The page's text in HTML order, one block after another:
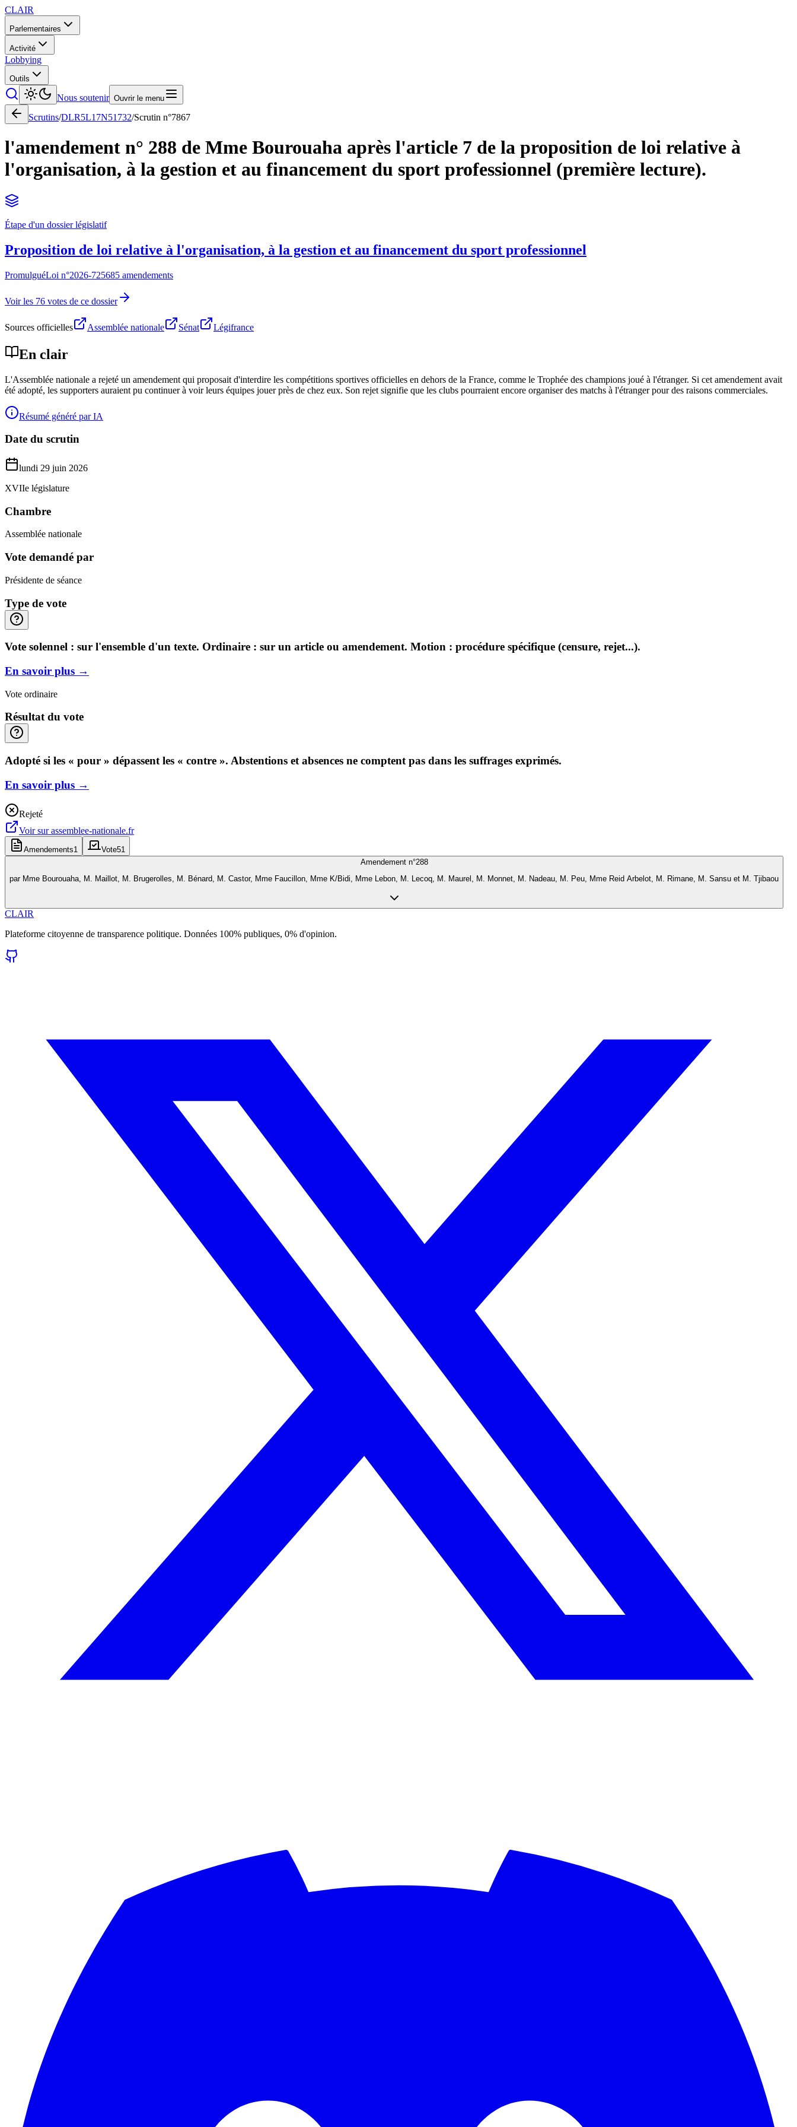
CLAIR
Parlementaires
Activité
Lobbying
Outils
Nous soutenir Ouvrir le menu
Scrutins/DLR5L17N51732/Scrutin n°7867
l'amendement n° 288 de Mme Bourouaha après l'article 7 de la proposition de loi relative à
l'organisation, à la gestion et au financement du sport professionnel (première lecture).
Étape d'un dossier législatif
Proposition de loi relative à l'organisation, à la gestion et au financement du sport professionnel
PromulguéLoi n°2026-725685 amendements
Voir les 76 votes de ce dossier
Sources officielles Assemblée nationale Sénat Légifrance
En clair
L'Assemblée nationale a rejeté un amendement qui proposait d'interdire les compétitions sportives officielles en dehors de la France, comme le Trophée des champions joué à l'étranger. Si cet amendement avait
été adopté, les supporters auraient pu continuer à voir leurs équipes jouer près de chez eux. Son rejet signifie que les clubs pourraient encore organiser des matchs à l'étranger pour des raisons commerciales.
Résumé généré par IA
Date du scrutin
lundi 29 juin 2026
XVIIe législature
Chambre
Assemblée nationale
Vote demandé par
Présidente de séance
Type de vote
Vote solennel : sur l'ensemble d'un texte. Ordinaire : sur un article ou amendement. Motion : procédure spécifique (censure, rejet...).
En savoir plus →
Vote ordinaire
Résultat du vote
Adopté si les « pour » dépassent les « contre ». Abstentions et absences ne comptent pas dans les suffrages exprimés.
En savoir plus →
Rejeté
Voir surassemblee-nationale.fr
Amendements1 Vote51
Amendement n°288
par Mme Bourouaha, M. Maillot, M. Brugerolles, M. Bénard, M. Castor, Mme Faucillon, Mme K/Bidi, Mme Lebon, M. Lecoq, M. Maurel, M. Monnet, M. Nadeau, M. Peu, Mme Reid Arbelot, M. Rimane, M. Sansu et M. Tjibaou
CLAIR
Plateforme citoyenne de transparence politique. Données 100% publiques, 0% d'opinion.